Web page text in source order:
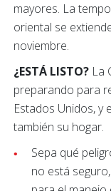
mayores. La
oriental se
noviembre.
¿ESTÁ LISTO? La
preparando para
Estados Unidos,
también su hogar.
Sepa qué
no está